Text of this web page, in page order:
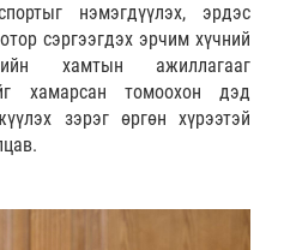
нэмэгдүүлэх, эрдэс
сэргээгдэх эрчим хүчний
хамтын ажиллагааг
хамарсан томоохон дэд
зэрэг өргөн хүрээтэй